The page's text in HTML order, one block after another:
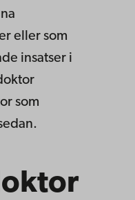
eller som
insatser i
som